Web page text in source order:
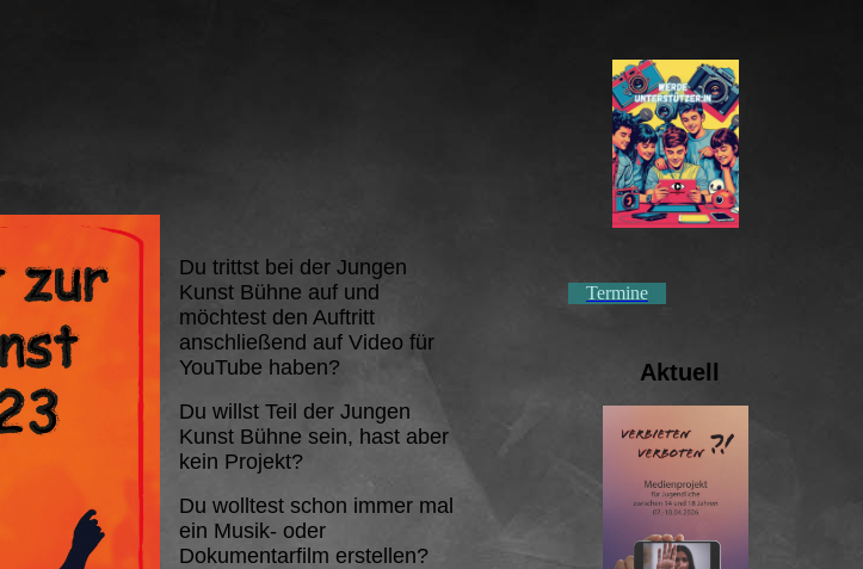
Du trittst bei der Jungen
Kunst Bühne auf und
möchtest den Auftritt
anschließend auf Video für
YouTube haben?
Du willst Teil der Jungen
Kunst Bühne sein, hast aber
kein Projekt?
Du wolltest schon immer mal
ein Musik- oder
Dokumentarfilm erstellen?
Termine
Aktuell